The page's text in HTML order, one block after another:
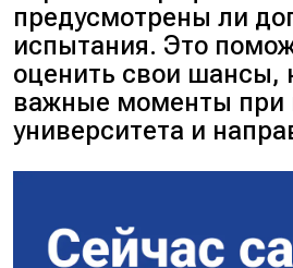
предусмотрены ли
испытания. Это
оценить свои шансы,
важные моменты при
университета и